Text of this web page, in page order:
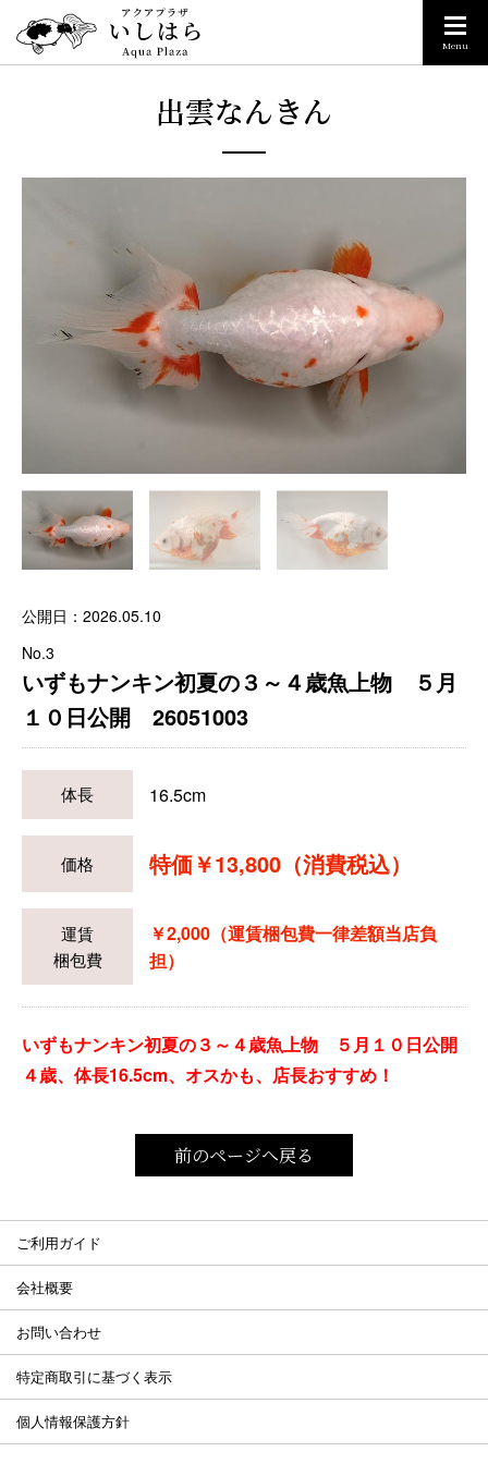
Menu
出雲なんきん
公開日：2026.05.10
No.3
いずもナンキン初夏の３～４歳魚上物 ５月
１０日公開 26051003
体長 16.5cm
価格 特価￥13,800（消費税込）
運賃
梱包費
￥2,000（運賃梱包費一律差額当店負
担）
いずもナンキン初夏の３～４歳魚上物 ５月１０日公開
４歳、体長16.5cm、オスかも、店長おすすめ！
前のページへ戻る
ご利用ガイド
会社概要
お問い合わせ
特定商取引に基づく表示
個人情報保護方針